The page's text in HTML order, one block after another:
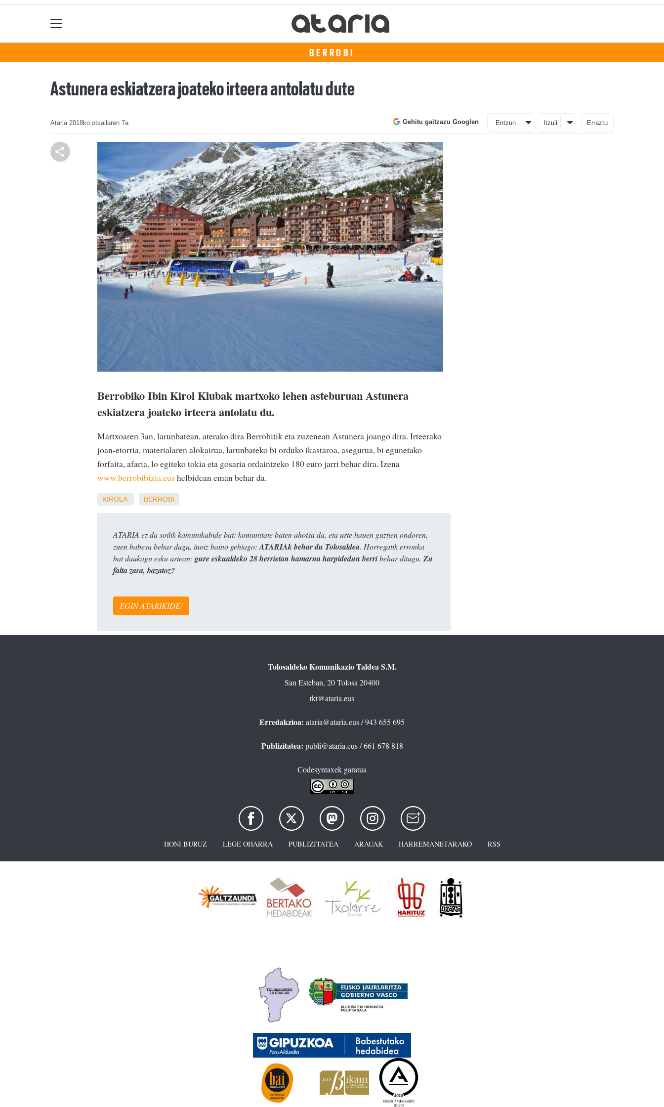
BERROBI
Astunera eskiatzera joateko irteera antolatu dute
Ataria 2018ko otsailaren 7a Gehitu gaitzazu Googlen Entzun Itzuli Erraztu
Berrobiko Ibin Kirol Klubak martxoko lehen asteburuan Astunera
eskiatzera joateko irteera antolatu du.
Martxoaren 3an, larunbatean, aterako dira Berrobitik eta zuzenean Astunera joango dira. Irteerako
joan-etorria, materialaren alokairua, larunbateko bi orduko ikastaroa, asegurua, bi egunetako
forfaita, afaria, lo egiteko tokia eta gosaria ordaintzeko 180 euro jarri behar dira. Izena
www.berrobibizia.eus helbidean eman behar da.
KIROLA BERROBI
ATARIA ez da soilik komunikabide bat: komunitate baten ahotsa da, eta urte hauen guztien ondoren,
zuen babesa behar dugu, inoiz baino gehiago: ATARIAk behar du Tolosaldea. Horregatik erronka
bat daukagu esku artean: gure eskualdeko 28 herrietan hamarna harpidedun berribehar ditugu. Zu
falta zara, bazatoz?
EGIN ATARIKIDE!
Tolosaldeko Komunikazio Taldea S.M.
San Esteban, 20 Tolosa 20400
tkt@ataria.eus
Erredakzioa: ataria@ataria.eus/ 943 655 695
Publizitatea: publi@ataria.eus/ 661 678 818
Codesyntaxek garatua
HONI BURUZ LEGE OHARRA PUBLIZITATEA ARAUAK HARREMANETARAKO RSS